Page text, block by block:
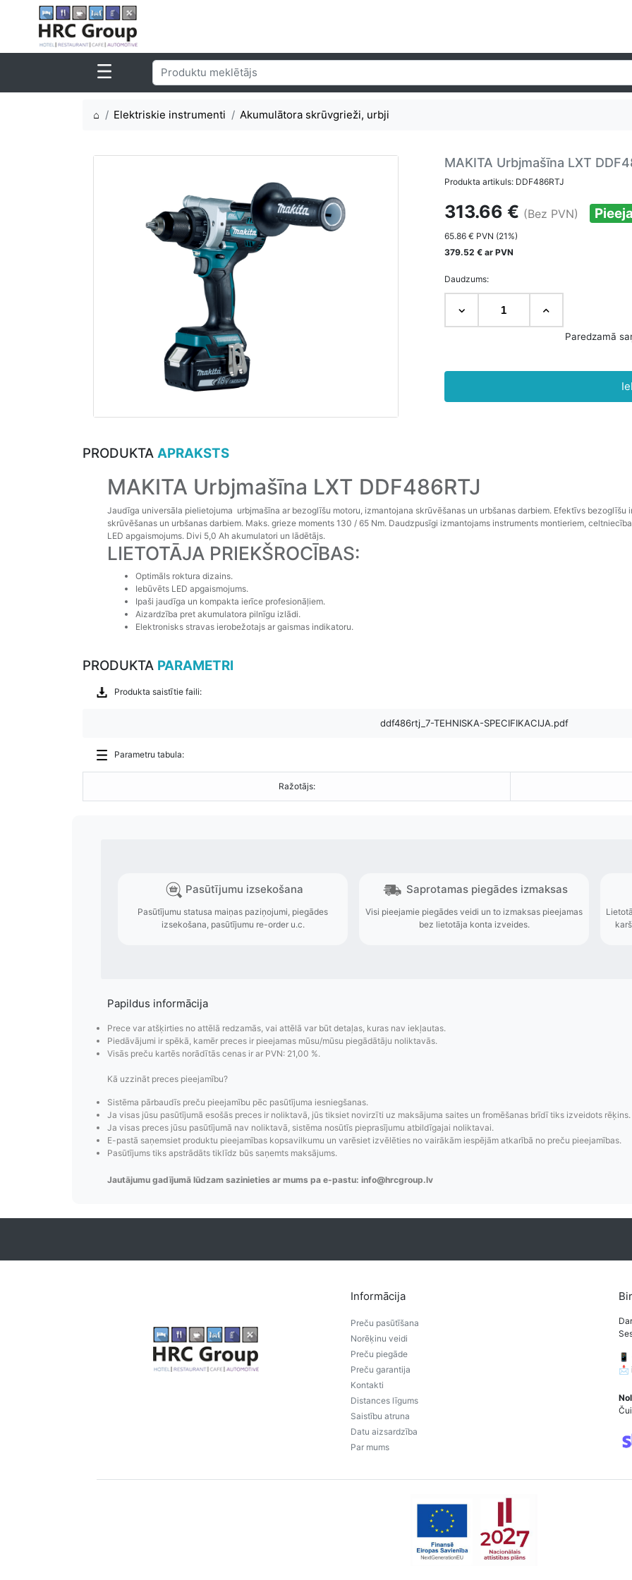
⌂ Elektriskie instrumenti Akumulātora skrūvgrieži, urbji
MAKITA Urbjmašīna LXT
Produkta artikuls: DDF486RTJ
313.66 € (Bez PVN)
65.86 € PVN (21%)
379.52 € ar PVN
Daudzums:
PRODUKTA APRAKSTS
MAKITA Urbjmašīna LXT DDF486RTJ
Jaudīga universāla pielietojuma urbjmašīna ar bezoglīšu motoru, izmantojana skrūvēšanas un urbšanas darbiem. Efektīvs bezoglīšu
skrūvēšanas un urbšanas darbiem. Maks. grieze moments 130 / 65 Nm. Daudzpusīgi izmantojams instruments montieriem,
LED apgaismojums. Divi 5,0 Ah akumulatori un lādētājs.
LIETOTĀJA PRIEKŠROCĪBAS:
Optimāls roktura dizains.
Iebūvēts LED apgaismojums.
Ipaši jaudīga un kompakta ierīce profesionāļiem.
Aizardzība pret akumulatora pilnīgu izlādi.
Elektronisks stravas ierobežotajs ar gaismas indikatoru.
PRODUKTA PARAMETRI
Produkta saistītie faili:
ddf486rtj_7-TEHNISKA-SPECIFIKACIJA.pdf
Parametru tabula:
Ražotājs:
Pasūtījumu izsekošana
Pasūtījumu statusa maiņas paziņojumi, piegādes
izsekošana, pasūtījumu re-order u.c.
Saprotamas
Visi pieejamie piegādes veidi un to
Papildus informācija
Prece var atšķirties no attēlā redzamās, vai attēlā var būt detaļas, kuras nav iekļautas.
Piedāvājumi ir spēkā, kamēr preces ir pieejamas mūsu/mūsu piegādātāju noliktavās.
Visās preču kartēs norādītās cenas ir ar PVN: 21,00 %.
Kā uzzināt preces pieejamību?
Sistēma pārbaudīs preču pieejamību pēc pasūtījuma iesniegšanas.
Ja visas jūsu pasūtījumā esošās preces ir noliktavā, jūs tiksiet novirzīti uz maksājuma saites un fromēšanas brīdī tiks izveidots rēķins.
Ja visas preces jūsu pasūtījumā nav noliktavā, sistēma nosūtīs pieprasījumu atbildīgajai noliktavai.
E-pastā saņemsiet produktu pieejamības kopsavilkumu un varēsiet izvēlēties no vairākām iespējām atkarībā no preču pieejamības.
Pasūtījums tiks apstrādāts tiklīdz būs saņemts maksājums.
Jautājumu gadījumā lūdzam sazinieties ar mums pa e-pastu: info@hrcgroup.lv
Informācija
Preču pasūtīšana
Norēķinu veidi
Preču piegāde
Preču garantija
Kontakti
Distances līgums
Saistību atruna
Datu aizsardzība
Par mums
📱
📩